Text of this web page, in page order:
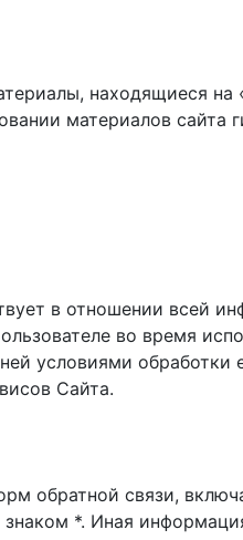
находящиеся на
материалов сайта
в отношении всей
во время
условиями обработки
Сайта.
обратной связи,
*. Иная